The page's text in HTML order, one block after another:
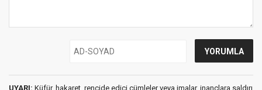
UYARI: Küfür, hakaret, rencide edici cümleler veya imalar, inançlara saldırı